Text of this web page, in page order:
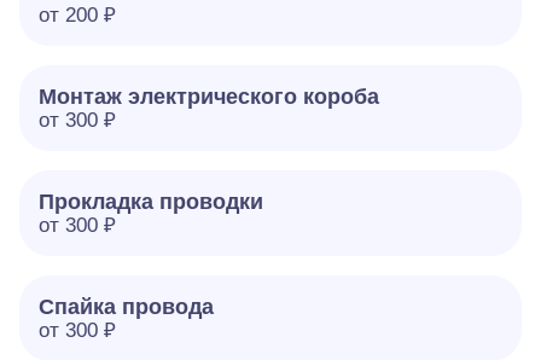
от 200 ₽
Монтаж электрического короба
от 300 ₽
Прокладка проводки
от 300 ₽
Спайка провода
от 300 ₽